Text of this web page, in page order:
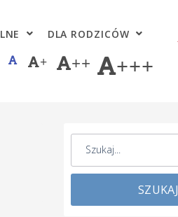
DLA RODZICÓW
+ ++ +++
SZUKAJ